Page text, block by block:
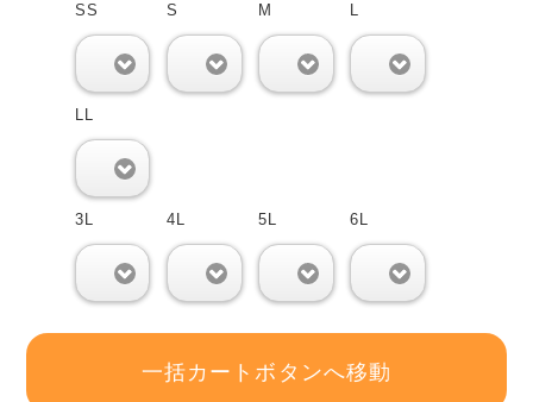
SS S M L
LL
3L 4L 5L 6L
一括カートボタンへ移動